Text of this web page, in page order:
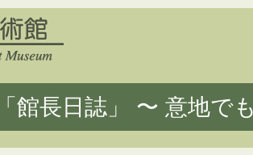
館長日誌」 〜 意地で